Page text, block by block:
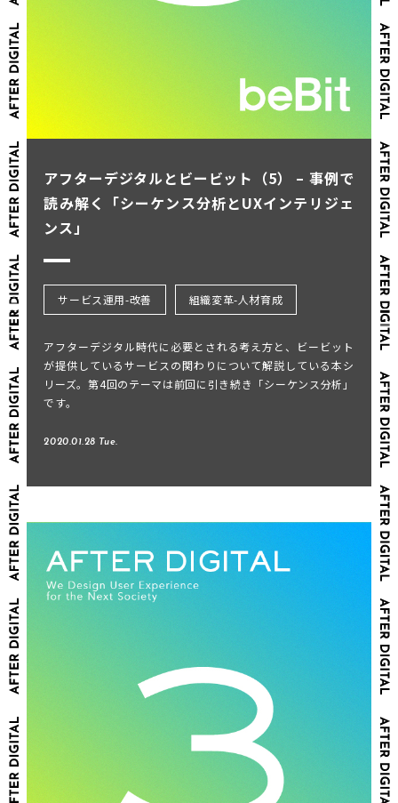
アフターデジタルとビービット（5） – 事例で
読み解く「シーケンス分析とUXインテリジェ
ンス」
サービス運用-改善 組織変革-人材育成
アフターデジタル時代に必要とされる考え方と、ビービット
が提供しているサービスの関わりについて解説している本シ
リーズ。第4回のテーマは前回に引き続き「シーケンス分析」
です。
2020.01.28 Tue.